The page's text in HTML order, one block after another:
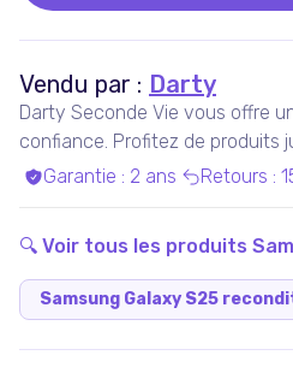
Vendu par : Darty
Darty Seconde Vie vous offre
confiance. Profitez de produits
pris en charge par nos experts
Garantie : 2 ans Retours :
🔍 Voir tous les produits
Samsung Galaxy S25